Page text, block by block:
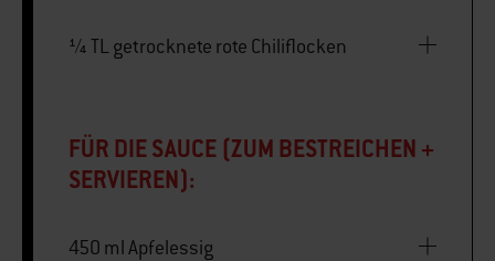
¼ TL getrocknete rote Chiliflocken
FÜR DIE SAUCE (ZUM BESTREICHEN +
SERVIEREN):
450 ml Apfelessig